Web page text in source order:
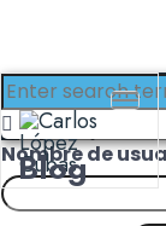
Login
Username
Login with
Nombre de
Blog